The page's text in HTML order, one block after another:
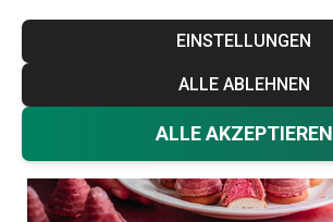
EINSTELLUNGEN
ALLE ABLEHNEN
ALLE AKZEPTIEREN
Rezepte Süß 3.3.2025